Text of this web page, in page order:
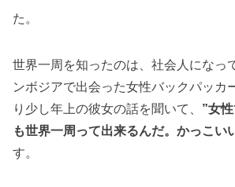
た。
世界一周を知ったのは、社会人になっ
ンボジアで出会った女性バックパッカ
り少し年上の彼女の話を聞いて、 ”女
も世界一周って出来るんだ。かっこい
す。